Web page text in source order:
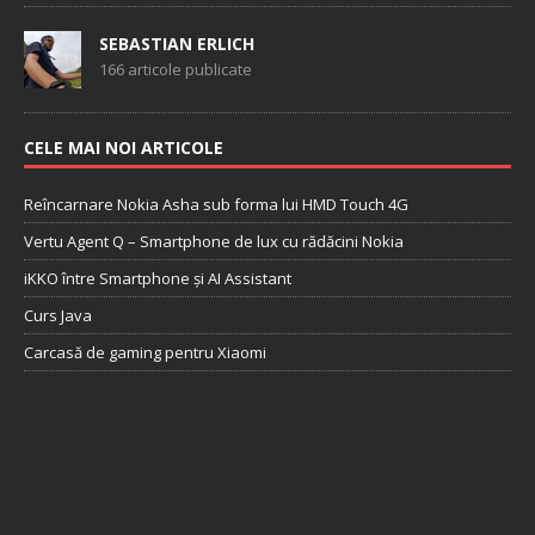
SEBASTIAN ERLICH
166 articole publicate
CELE MAI NOI ARTICOLE
Reîncarnare Nokia Asha sub forma lui HMD Touch 4G
Vertu Agent Q – Smartphone de lux cu rădăcini Nokia
iKKO între Smartphone și AI Assistant
Curs Java
Carcasă de gaming pentru Xiaomi